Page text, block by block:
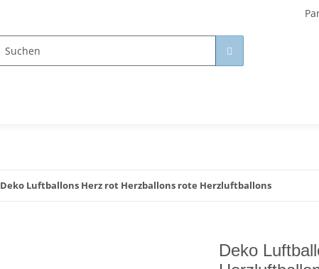
Deko Luftballons Herz rot Herzballons rote Herzluftballons
Deko